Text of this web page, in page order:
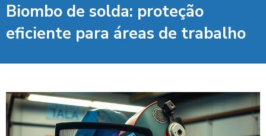
Biombo de solda: proteção
eficiente para áreas de trabalho